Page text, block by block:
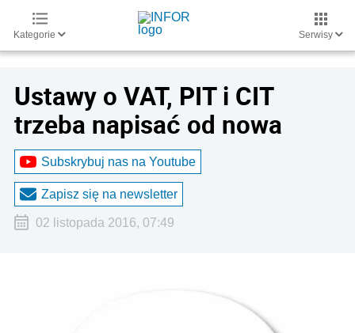
Kategorie Serwisy
Ustawy o VAT, PIT i CIT
trzeba napisać od nowa
Subskrybuj nas na Youtube
Zapisz się na newsletter
02 listopada 2016, 07:49